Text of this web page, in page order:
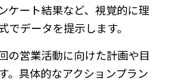
ケート結果など、視覚的に理
でデータを提示します。
の営業活動に向けた計画や目
。具体的なアクションプラン